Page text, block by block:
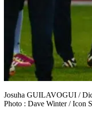
Josuha GUILAVOGUI /
Photo : Dave Winter / Icon